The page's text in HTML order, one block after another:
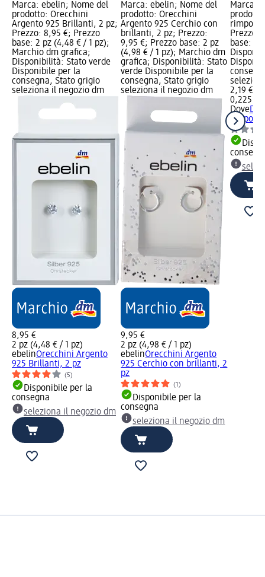
Marca: ebelin; Nome del
prodotto: Orecchini
Argento 925 Brillanti, 2 pz;
Prezzo: 8,95 €; Prezzo
base: 2 pz (4,48 € / 1 pz);
Marchio dm grafica;
Disponibilità: Stato verde
Disponibile per la
consegna, Stato grigio
seleziona il negozio dm
8,95 €
2 pz (4,48 € / 1 pz)
ebelinOrecchini Argento
925 Brillanti, 2 pz
(5)
Disponibile per la
consegna
seleziona il negozio dm
Marca: ebelin; Nome del
prodotto: Orecchini
Argento 925 Cerchio con
brillanti, 2 pz; Prezzo:
9,95 €; Prezzo base: 2 pz
(4,98 € / 1 pz); Marchio dm
grafica; Disponibilità: Stato
verde Disponibile per la
consegna, Stato grigio
seleziona il negozio dm
9,95 €
2 pz (4,98 € / 1 pz)
ebelinOrecchini Argento
925 Cerchio con brillanti, 2
pz
(1)
Disponibile per la
consegna
seleziona il negozio dm
Marca:
Prezzo:
base:
2,19 €
0,225 l
Dove